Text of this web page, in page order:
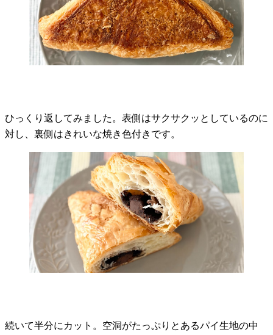
ひっくり返してみました。表側はサクサクッとしているのに
対し、裏側はきれいな焼き色付きです。
続いて半分にカット。空洞がたっぷりとあるパイ生地の中